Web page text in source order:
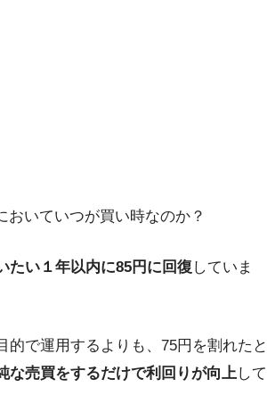
おいていつが買い時なのか？
たい１年以内に85円に回復 していま
で運用するよりも、75円を割れたと
な売買をするだけで利回りが向上 して